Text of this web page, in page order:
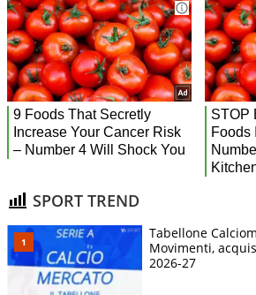
SPORT TREND
Tabellone
Movimenti,
2026-27